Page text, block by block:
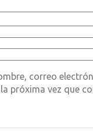
correo
próxima vez que